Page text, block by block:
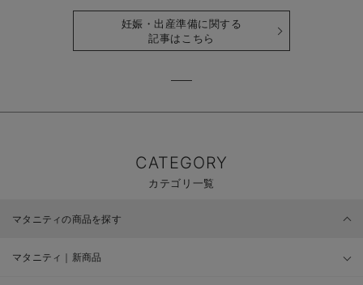
妊娠・出産準備に関する
記事はこちら
CATEGORY
カテゴリ一覧
マタニティの商品を探す
マタニティ｜新商品